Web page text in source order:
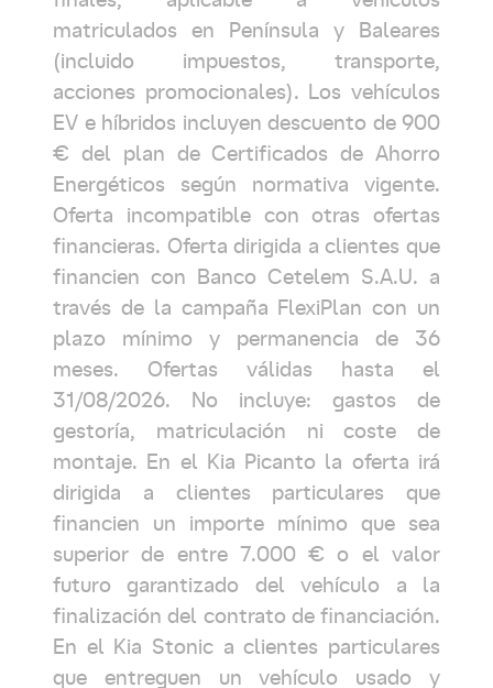
matriculados en Península y Baleares
(incluido impuestos, transporte,
acciones promocionales). Los vehículos
EV e híbridos incluyen descuento de 900
€ del plan de Certificados de Ahorro
Energéticos según normativa vigente.
Oferta incompatible con otras ofertas
financieras. Oferta dirigida a clientes que
financien con Banco Cetelem S.A.U. a
través de la campaña FlexiPlan con un
plazo mínimo y permanencia de 36
meses. Ofertas válidas hasta el
31/08/2026. No incluye: gastos de
gestoría, matriculación ni coste de
montaje. En el Kia Picanto la oferta irá
dirigida a clientes particulares que
financien un importe mínimo que sea
superior de entre 7.000 € o el valor
futuro garantizado del vehículo a la
finalización del contrato de financiación.
En el Kia Stonic a clientes particulares
que entreguen un vehículo usado y